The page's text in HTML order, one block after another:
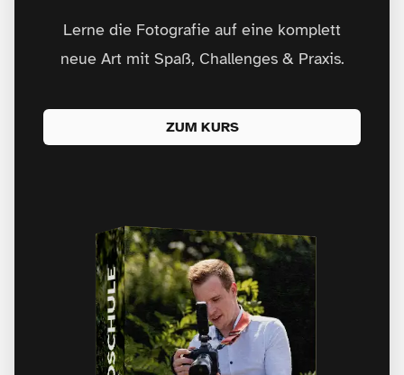
Lerne die Fotografie auf eine komplett
neue Art mit Spaß, Challenges & Praxis.
ZUM KURS